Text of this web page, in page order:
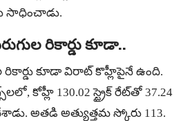
సాధించాడు.
రికార్డు కూడా..
కూడా విరాట్ కొహ్లీపైనే ఉంది.
కోహ్లీ 130.02 స్ట్రైక్ రేట్‌తో 37.24
అతడి అత్యుత్తమ స్కోరు 113.